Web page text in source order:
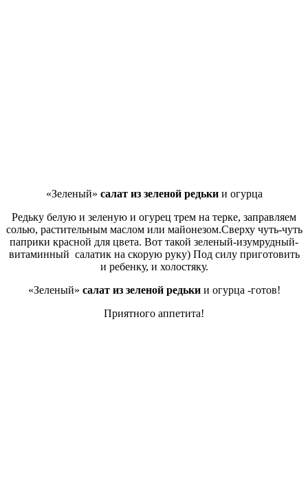
«Зеленый» салат из зеленой редькии огурца
Редьку белую и зеленую и огурец трем на терке, заправляем
солью, растительным маслом или майонезом.Сверху чуть-чуть
паприки красной для цвета. Вот такой зеленый-изумрудный-
витаминный салатик на скорую руку) Под силу приготовить
и ребенку, и холостяку.
«Зеленый» салат из зеленой редькии огурца -готов!
Приятного аппетита!